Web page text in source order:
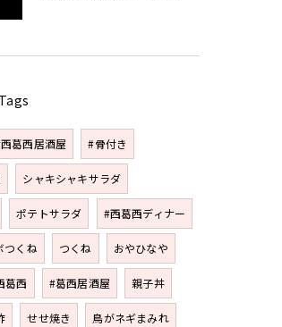
Tags
葛西居酒屋 #骨付き
シャキシャキサラダ
ポテトサラダ #西葛西ディナー
つくね つくね おやひなや
葛西 #葛西居酒屋 親子丼
せせ焼き 鳥がネギまみれ